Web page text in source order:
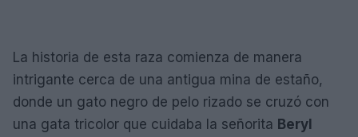
La historia de esta raza comienza de manera
intrigante cerca de una antigua mina de estaño,
donde un gato negro de pelo rizado se cruzó con
una gata tricolor que cuidaba la señorita Beryl